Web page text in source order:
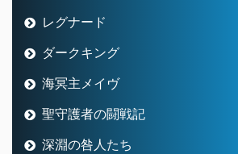
レグナード
ダークキング
海冥主メイヴ
聖守護者の闘戦記
深淵の咎人たち